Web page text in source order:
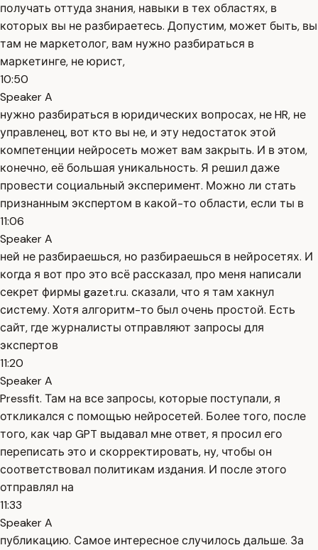
получать оттуда знания, навыки в тех областях, в
которых вы не разбираетесь. Допустим, может быть, вы
там не маркетолог, вам нужно разбираться в
маркетинге, не юрист,
10:50
Speaker A
нужно разбираться в юридических вопросах, не HR, не
управленец, вот кто вы не, и эту недостаток этой
компетенции нейросеть может вам закрыть. И в этом,
конечно, её большая уникальность. Я решил даже
провести социальный эксперимент. Можно ли стать
признанным экспертом в какой-то области, если ты в
11:06
Speaker A
ней не разбираешься, но разбираешься в нейросетях. И
когда я вот про это всё рассказал, про меня написали
секрет фирмы gazet.ru. сказали, что я там хакнул
систему. Хотя алгоритм-то был очень простой. Есть
сайт, где журналисты отправляют запросы для
экспертов
11:20
Speaker A
Pressfit. Там на все запросы, которые поступали, я
откликался с помощью нейросетей. Более того, после
того, как чар GPT выдавал мне ответ, я просил его
переписать это и скорректировать, ну, чтобы он
соответствовал политикам издания. И после этого
отправлял на
11:33
Speaker A
публикацию. Самое интересное случилось дальше. За